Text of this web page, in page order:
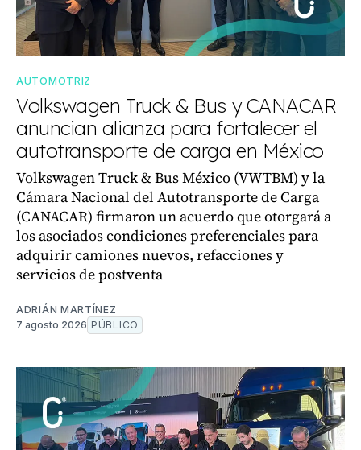
AUTOMOTRIZ
Volkswagen Truck & Bus y CANACAR
anuncian alianza para fortalecer el
autotransporte de carga en México
Volkswagen Truck & Bus México (VWTBM) y la
Cámara Nacional del Autotransporte de Carga
(CANACAR) firmaron un acuerdo que otorgará a
los asociados condiciones preferenciales para
adquirir camiones nuevos, refacciones y
servicios de postventa
ADRIÁN MARTÍNEZ
7 agosto 2026 PÚBLICO